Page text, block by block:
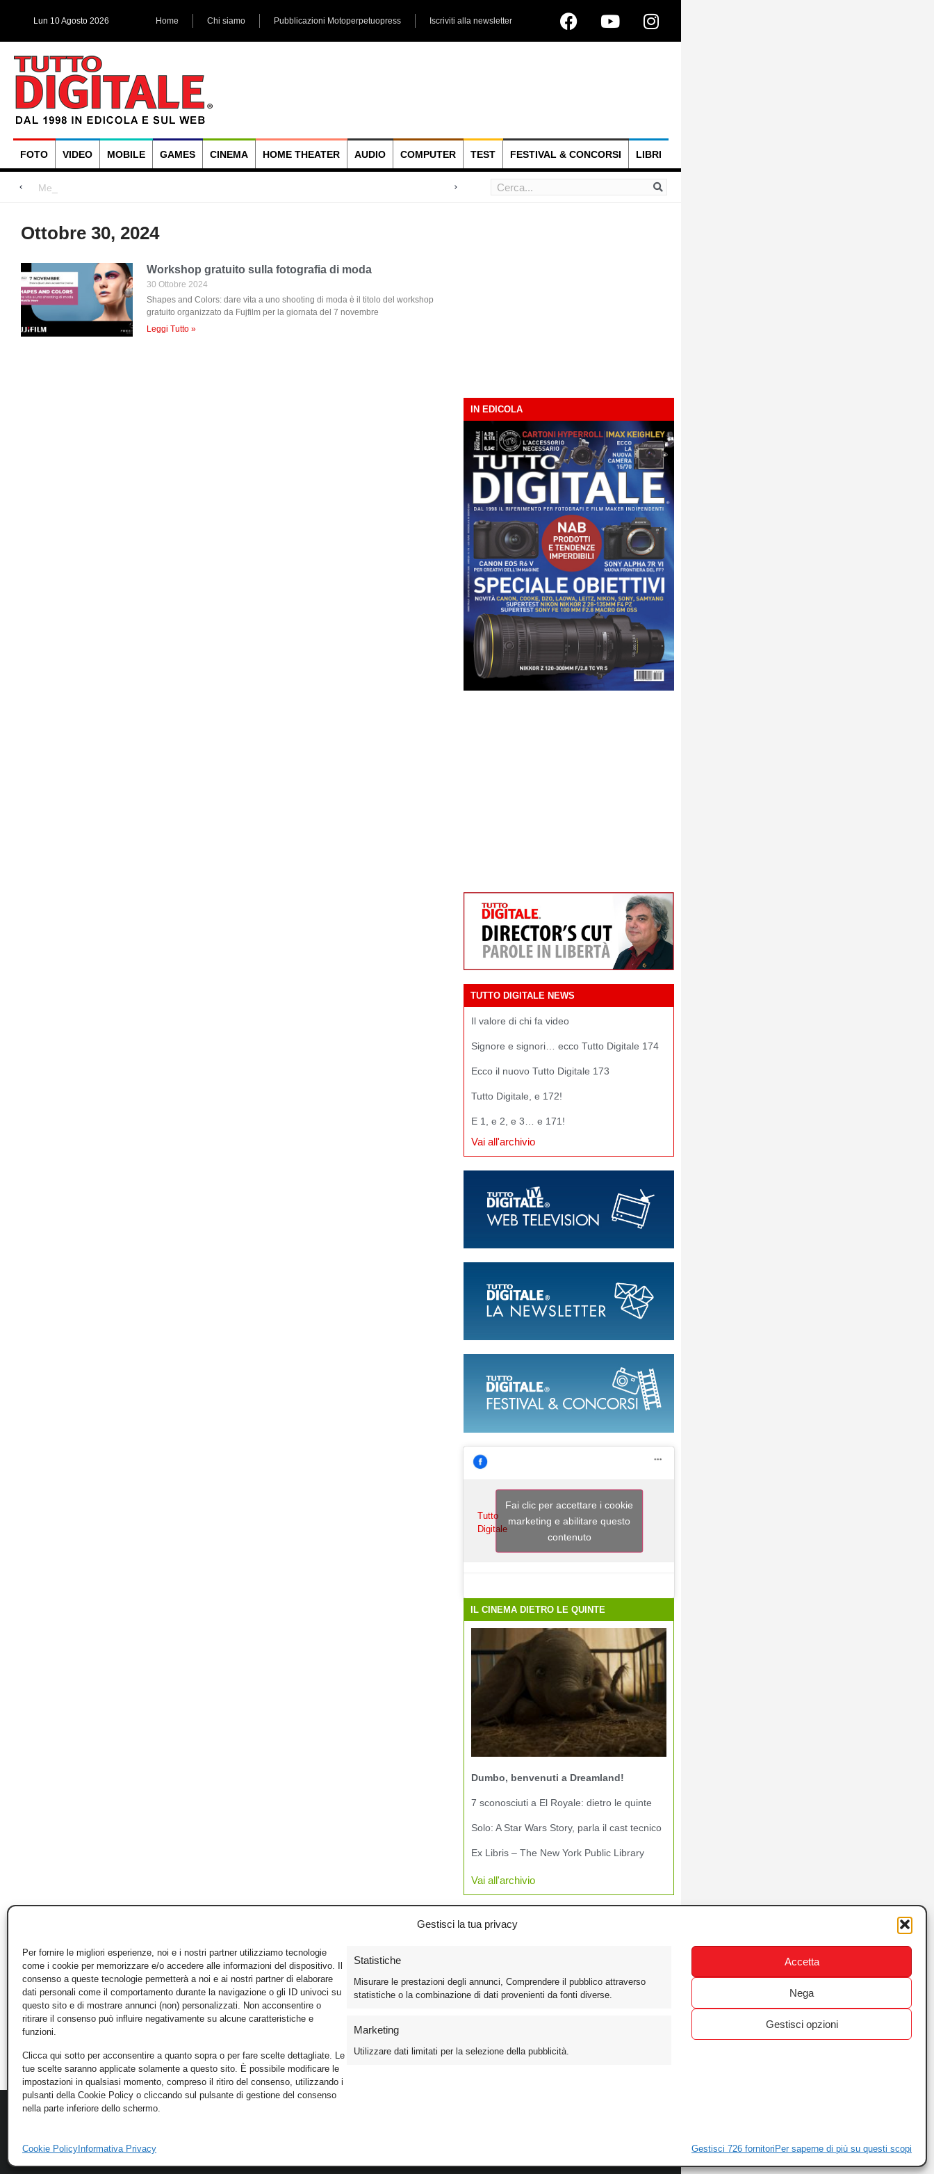
Gestisci la tua privacy
Per fornire le migliori esperienze, noi e i nostri partner utilizziamo tecnologie
come i cookie per memorizzare e/o accedere alle informazioni del dispositivo. Il
consenso a queste tecnologie permetterà a noi e ai nostri partner di elaborare
dati personali come il comportamento durante la navigazione o gli ID univoci su
questo sito e di mostrare annunci (non) personalizzati. Non acconsentire o
ritirare il consenso può influire negativamente su alcune caratteristiche e
funzioni.
Clicca qui sotto per acconsentire a quanto sopra o per fare scelte dettagliate. Le
tue scelte saranno applicate solamente a questo sito. È possibile modificare le
impostazioni in qualsiasi momento, compreso il ritiro del consenso, utilizzando i
pulsanti della Cookie Policy o cliccando sul pulsante di gestione del consenso
nella parte inferiore dello schermo.
Statistiche
Misurare le prestazioni degli annunci, Comprendere il pubblico attraverso
statistiche o la combinazione di dati provenienti da fonti diverse.
Marketing
Utilizzare dati limitati per la selezione della pubblicità.
Gestisci 726 fornitori Per saperne di più su questi scopi
Accetta
Nega
Gestisci opzioni
Cookie Policy Informativa Privacy
Lun 10 Agosto 2026 Home Chi siamo Pubblicazioni Motoperpetuopress Iscriviti alla newsletter
FOTO VIDEO MOBILE GAMES CINEMA HOME THEATER AUDIO COMPUTER TEST FESTIVAL & CONCORSI LIBRI
Megadap M2RF, il pr
Blackmagic Design UltraStudio Express 3G, due accessori ad hoc
Arri Rental, evoluzioni in arrivo
Ottobre 30, 2024
Workshop gratuito sulla fotografia di moda
30 Ottobre 2024
Shapes and Colors: dare vita a uno shooting di moda è il titolo del workshop
gratuito organizzato da Fujfilm per la giornata del 7 novembre
Leggi Tutto »
IN EDICOLA
TUTTO DIGITALE NEWS
Il valore di chi fa video
Signore e signori… ecco Tutto Digitale 174
Ecco il nuovo Tutto Digitale 173
Tutto Digitale, e 172!
E 1, e 2, e 3… e 171!
Vai all'archivio
Tutto
Digitale
Fai clic per accettare i cookie
marketing e abilitare questo
contenuto
IL CINEMA DIETRO LE QUINTE
Dumbo, benvenuti a Dreamland!
7 sconosciuti a El Royale: dietro le quinte
Solo: A Star Wars Story, parla il cast tecnico
Ex Libris – The New York Public Library
Vai all'archivio